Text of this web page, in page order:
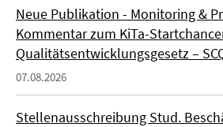
Neue Publikation - Monitoring &
Kommentar zum KiTa-
Qualitätsentwicklungsgesetz –
07.08.2026
Stellenausschreibung Stud.